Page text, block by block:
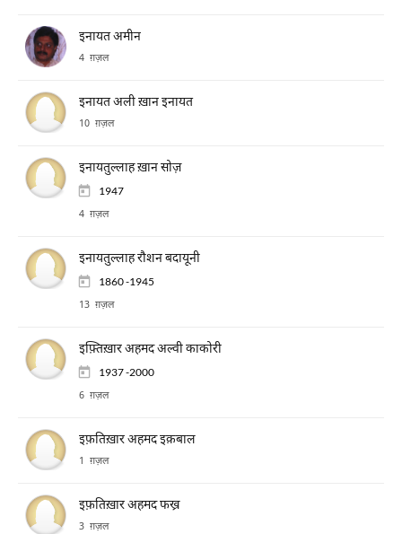
इनायत अमीन
4 ग़ज़ल
इनायत अली ख़ान इनायत
10 ग़ज़ल
इनायतुल्लाह ख़ान सोज़
1947
4 ग़ज़ल
इनायतुल्लाह रौशन बदायूनी
1860 -1945
13 ग़ज़ल
इफ़्तिख़ार अहमद अल्वी काकोरी
1937 -2000
6 ग़ज़ल
इफ़तिख़ार अहमद इक़बाल
1 ग़ज़ल
इफ़तिख़ार अहमद फख्र
3 ग़ज़ल